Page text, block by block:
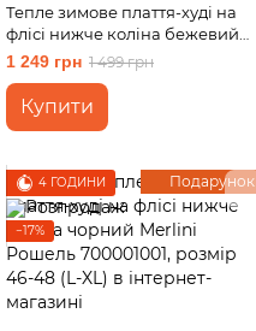
Тепле зимове плаття-худі на
флісі нижче коліна бежевий
Merlini Рошель 700001006,
розмір 42-44 (S-M)
1 249 грн 1 499 грн
Купити
Подарунок
4 ГОДИНИ
−17%